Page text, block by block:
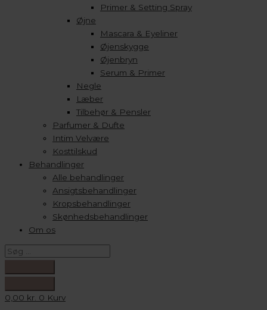
Primer & Setting Spray
Øjne
Mascara & Eyeliner
Øjenskygge
Øjenbryn
Serum & Primer
Negle
Læber
Tilbehør & Pensler
Parfumer & Dufte
Intim Velvære
Kosttilskud
Behandlinger
Alle behandlinger
Ansigtsbehandlinger
Kropsbehandlinger
Skønhedsbehandlinger
Om os
0,00 kr. 0 Kurv